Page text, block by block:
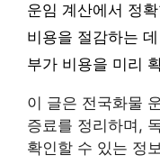
운임 계산에서 정
비용을 절감하는
부가 비용을 미리
이 글은 전국화물
증료를 정리하며,
확인할 수 있는 정